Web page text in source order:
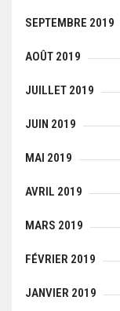
SEPTEMBRE 2019
AOÛT 2019
JUILLET 2019
JUIN 2019
MAI 2019
AVRIL 2019
MARS 2019
FÉVRIER 2019
JANVIER 2019